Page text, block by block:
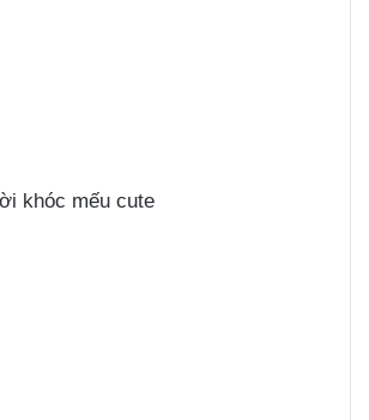
khóc mếu cute